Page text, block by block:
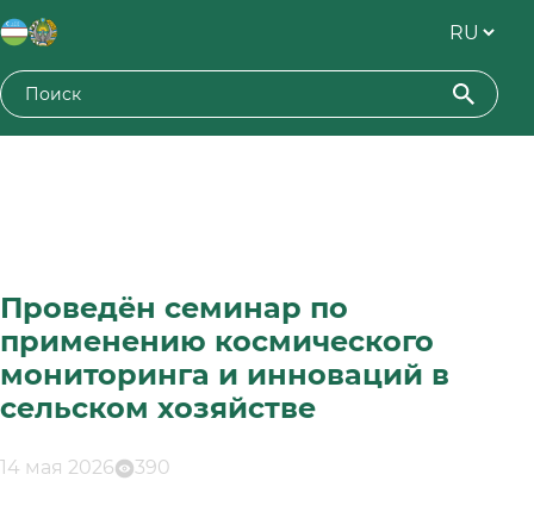
Проведён семинар по
применению космического
мониторинга и инноваций в
сельском хозяйстве
14 мая 2026 390